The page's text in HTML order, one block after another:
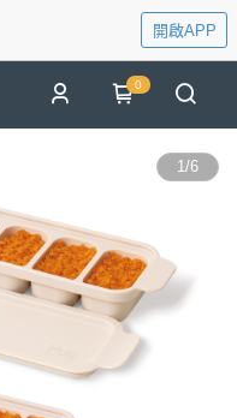
開啟APP
0
1/6